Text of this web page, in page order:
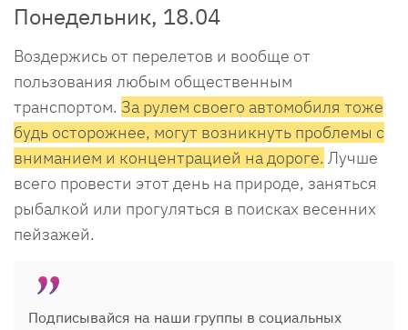
Понедельник, 18.04
Воздержись от перелетов и вообще от
пользования любым общественным
транспортом. За рулем своего автомобиля тоже
будь осторожнее, могут возникнуть проблемы с
вниманием и концентрацией на дороге. Лучше
всего провести этот день на природе, заняться
рыбалкой или прогуляться в поисках весенних
пейзажей.
Подписывайся на наши группы в социальных